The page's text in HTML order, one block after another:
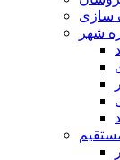
سازی
شهر